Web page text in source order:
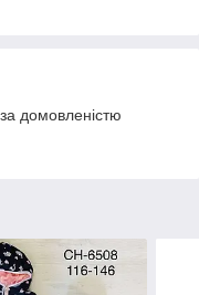
домовленістю